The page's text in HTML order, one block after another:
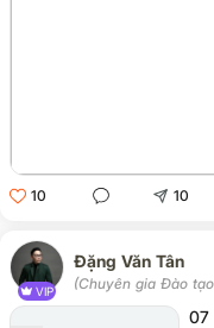
10 10
VIP
Đặng Văn Tân
(Chuyên gia Đào
Chủ tịch Học viện
07